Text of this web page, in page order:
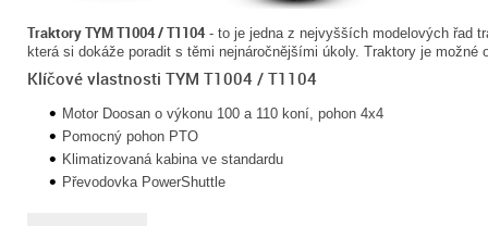
Traktory TYM T1004 / T1104 - to je jedna z nejvyšších modelových řad
která si dokáže poradit s těmi nejnáročnějšími úkoly. Traktory je
Klíčové vlastnosti TYM T1004 / T1104
Motor Doosan o výkonu 100 a 110 koní, pohon 4x4
Pomocný pohon PTO
Klimatizovaná kabina ve standardu
Převodovka PowerShuttle